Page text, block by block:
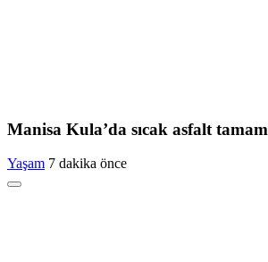
Manisa Kula’da sıcak asfalt
Yaşam 7 dakika önce